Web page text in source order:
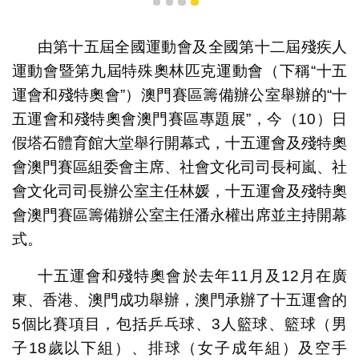
1 2 3 4
由第十五屆全國運動會及全國第十二屆殘疾人
運動會暨第九屆特殊奧林匹克運動會（下稱“十五
運會和殘特奧會”）澳門賽區籌備辦公室舉辦的“十
五運會和殘特奧會澳門賽區專題展”，今（10）日
假塔石體育館大堂舉行開幕式，十五運會及殘特奧
會澳門賽區組委會主席、社會文化司司長柯嵐、社
會文化司司長辦公室主任林媛，十五運會及殘特奧
會澳門賽區籌備辦公室主任潘永權出席並主持開幕
式。
十五運會和殘特奧會於去年11月及12月在廣
東、香港、澳門成功舉辦，澳門承辦了十五運會的
5個比賽項目，包括乒乓球、3人籃球、籃球（男
子18歲以下組）、排球（女子成年組）及空手